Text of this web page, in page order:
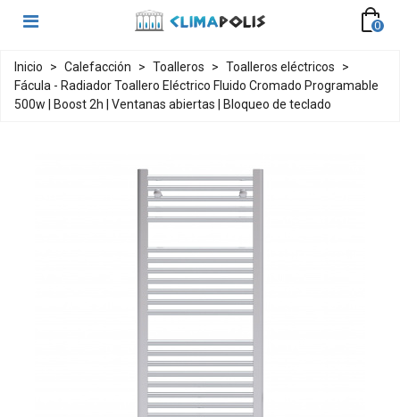
0
Inicio > Calefacción > Toalleros > Toalleros eléctricos
>
Fácula - Radiador Toallero Eléctrico Fluido Cromado Programable
500w | Boost 2h | Ventanas abiertas | Bloqueo de teclado